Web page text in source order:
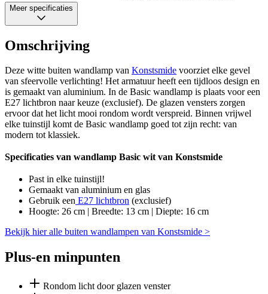
Meer specificaties
Omschrijving
Deze witte buiten wandlamp van Konstsmide voorziet elke gevel
van sfeervolle verlichting! Het armatuur heeft een tijdloos design en
is gemaakt van aluminium. In de Basic wandlamp is plaats voor een
E27 lichtbron naar keuze (exclusief). De glazen vensters zorgen
ervoor dat het licht mooi rondom wordt verspreid. Binnen vrijwel
elke tuinstijl komt de Basic wandlamp goed tot zijn recht: van
modern tot klassiek.
Specificaties van wandlamp Basic wit van Konstsmide
Past in elke tuinstijl!
Gemaakt van aluminium en glas
Gebruik een E27 lichtbron (exclusief)
Hoogte: 26 cm | Breedte: 13 cm | Diepte: 16 cm
Bekijk hier alle buiten wandlampen van Konstsmide >
Plus-en minpunten
Rondom licht door glazen venster